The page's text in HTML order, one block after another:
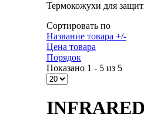
Термокожухи для
Сортировать по
Название товара +/-
Цена товара
Порядок
Показано 1 - 5 из 5
INFRARED